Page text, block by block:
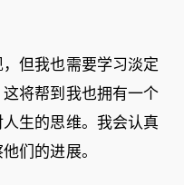
但我也需要学习淡定
将帮到我也拥有一个
生的思维。我会认真
们的进展。